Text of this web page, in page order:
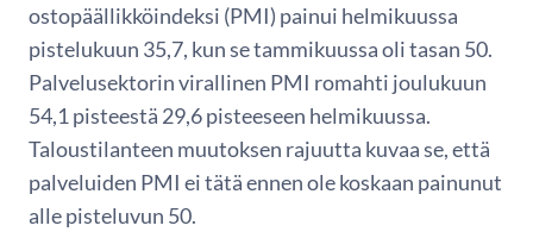
ostopäällikköindeksi (PMI) painui helmikuussa
pistelukuun 35,7, kun se tammikuussa oli tasan 50.
Palvelusektorin virallinen PMI romahti joulukuun
54,1 pisteestä 29,6 pisteeseen helmikuussa.
Taloustilanteen muutoksen rajuutta kuvaa se, että
palveluiden PMI ei tätä ennen ole koskaan painunut
alle pisteluvun 50.